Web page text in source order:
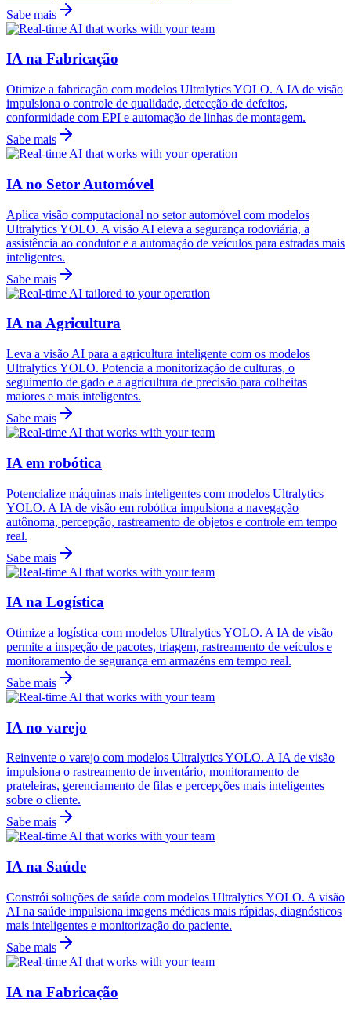
Sabe mais
IA na Fabricação
Otimize a fabricação com modelos Ultralytics YOLO. A IA de visão
impulsiona o controle de qualidade, detecção de defeitos,
conformidade com EPI e automação de linhas de montagem.
Sabe mais
IA no Setor Automóvel
Aplica visão computacional no setor automóvel com modelos
Ultralytics YOLO. A visão AI eleva a segurança rodoviária, a
assistência ao condutor e a automação de veículos para estradas mais
inteligentes.
Sabe mais
IA na Agricultura
Leva a visão AI para a agricultura inteligente com os modelos
Ultralytics YOLO. Potencia a monitorização de culturas, o
seguimento de gado e a agricultura de precisão para colheitas
maiores e mais inteligentes.
Sabe mais
IA em robótica
Potencialize máquinas mais inteligentes com modelos Ultralytics
YOLO. A IA de visão em robótica impulsiona a navegação
autônoma, percepção, rastreamento de objetos e controle em tempo
real.
Sabe mais
IA na Logística
Otimize a logística com modelos Ultralytics YOLO. A IA de visão
permite a inspeção de pacotes, triagem, rastreamento de veículos e
monitoramento de segurança em armazéns em tempo real.
Sabe mais
IA no varejo
Reinvente o varejo com modelos Ultralytics YOLO. A IA de visão
impulsiona o rastreamento de inventário, monitoramento de
prateleiras, gerenciamento de filas e percepções mais inteligentes
sobre o cliente.
Sabe mais
IA na Saúde
Constrói soluções de saúde com modelos Ultralytics YOLO. A visão
AI na saúde impulsiona imagens médicas mais rápidas, diagnósticos
mais inteligentes e monitorização do paciente.
Sabe mais
IA na Fabricação